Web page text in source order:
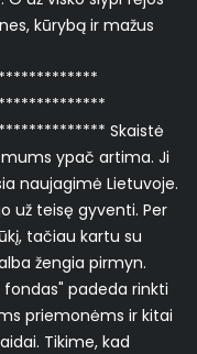
kūrybą ir mažus
Skaistė
ypač artima. Ji
naujagimė Lietuvoje.
už teisę gyventi. Per
tačiau kartu su
žengia pirmyn.
fondas" padeda rinkti
priemonėms ir kitai
Tikime, kad